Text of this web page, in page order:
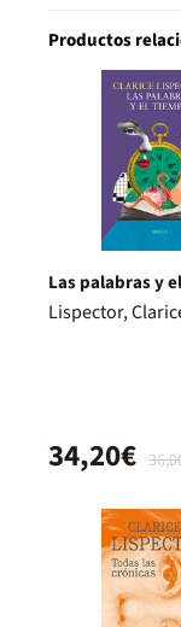
Productos
Las palabras y
Lispector,
34,20€